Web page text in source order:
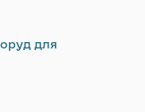
для